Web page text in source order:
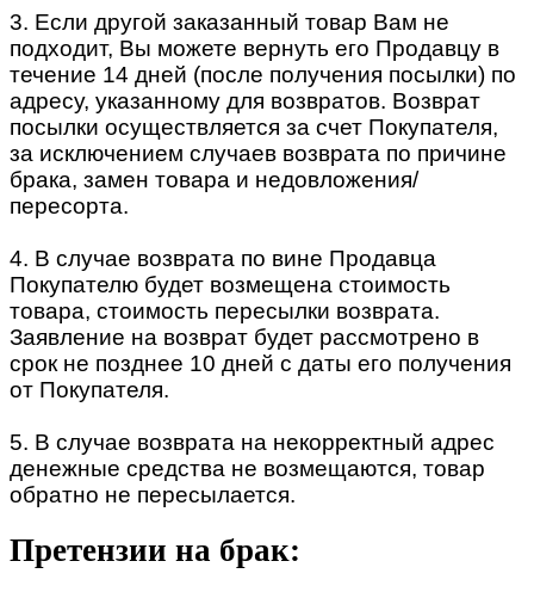
3. Если другой заказанный товар Вам не
подходит, Вы можете вернуть его Продавцу в
течение 14 дней (после получения посылки) по
адресу, указанному для возвратов. Возврат
посылки осуществляется за счет Покупателя,
за исключением случаев возврата по причине
брака, замен товара и недовложения/
пересорта.
4. В случае возврата по вине Продавца
Покупателю будет возмещена стоимость
товара, стоимость пересылки возврата.
Заявление на возврат будет рассмотрено в
срок не позднее 10 дней с даты его получения
от Покупателя.
5. В случае возврата на некорректный адрес
денежные средства не возмещаются, товар
обратно не пересылается.
Претензии на брак: